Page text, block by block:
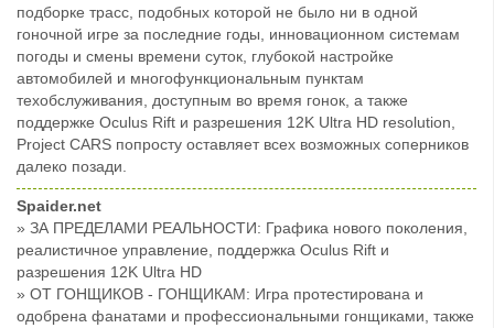
подборке трасс, подобных которой не было ни в одной
гоночной игре за последние годы, инновационном системам
погоды и смены времени суток, глубокой настройке
автомобилей и многофункциональным пунктам
техобслуживания, доступным во время гонок, а также
поддержке Oculus Rift и разрешения 12K Ultra HD resolution,
Project CARS попросту оставляет всех возможных соперников
далеко позади.
Spaider.net
» ЗА ПРЕДЕЛАМИ РЕАЛЬНОСТИ: Графика нового поколения,
реалистичное управление, поддержка Oculus Rift и
разрешения 12K Ultra HD
» ОТ ГОНЩИКОВ - ГОНЩИКАМ: Игра протестирована и
одобрена фанатами и профессиональными гонщиками, также